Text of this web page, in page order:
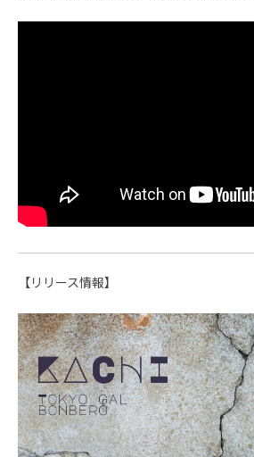
【リリース情報】